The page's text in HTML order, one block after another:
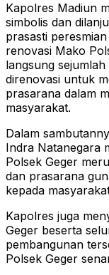
Kapolres Madiun
simbolis dan
prasasti
renovasi Mako
langsung
direnovasi untuk
prasarana dalam
masyarakat.
Dalam
Indra Natanegara
Polsek Geger
dan prasarana
kepada
Kapolres juga
Geger beserta
pembangunan
Polsek Geger